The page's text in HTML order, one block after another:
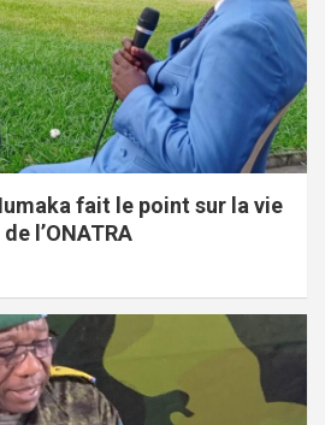
fait le point sur la vie
l’ONATRA